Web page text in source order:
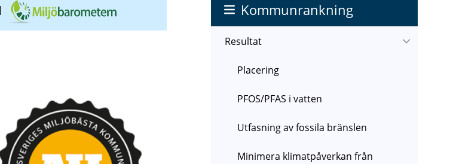
Kommunrankning
Resultat
Placering
PFOS/PFAS i vatten
Utfasning av fossila bränslen
Minimera klimatpåverkan från